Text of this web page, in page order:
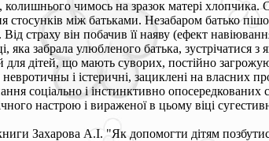
чимось на зразок матері
стосунків між батьками. Незабаром батько
страху він побачив її наяву (ефект
яка забрала улюбленого батька, зустрічатися
дітей, що мають суворих, постійно
і істеричні, зациклені на власних
соціально і інстинктивно опосередкованих
настрою і вираженої в цьому віці
Захарова А.І. "Як допомогти дітям